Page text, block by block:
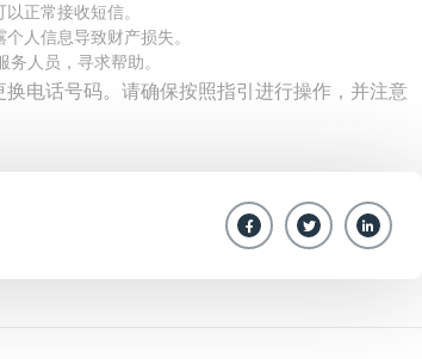
正常接收短信。
人信息导致财产损失。
人员，寻求帮助。
电话号码。请确保按照指引进行操作，并注意